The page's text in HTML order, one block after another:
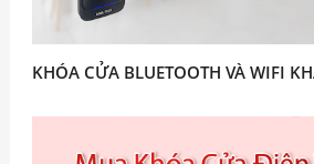
KHÓA CỬA BLUETOOTH VÀ WIFI